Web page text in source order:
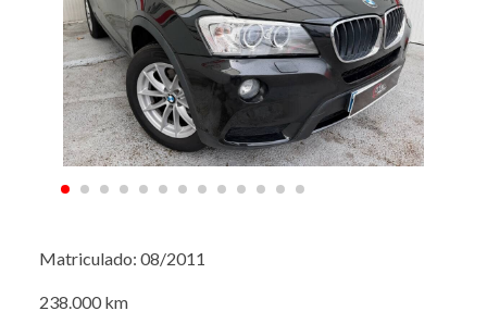
Matriculado: 08/2011
238.000 km